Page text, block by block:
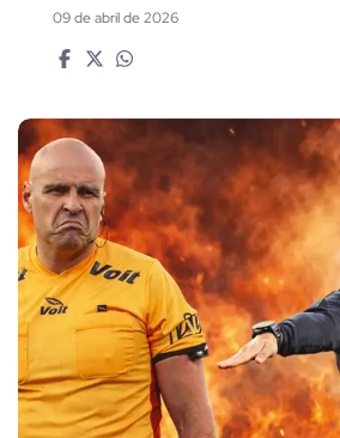
09 de abril de 2026